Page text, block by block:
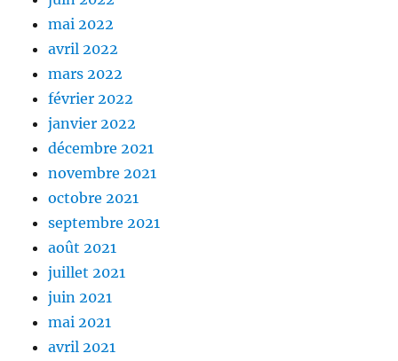
mai 2022
avril 2022
mars 2022
février 2022
janvier 2022
décembre 2021
novembre 2021
octobre 2021
septembre 2021
août 2021
juillet 2021
juin 2021
mai 2021
avril 2021